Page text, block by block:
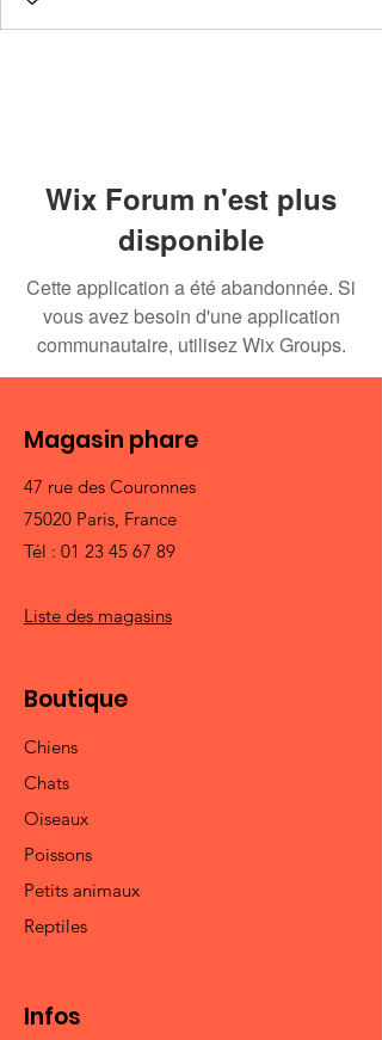
Wix Forum n'est plus
disponible
Cette application a été abandonnée. Si
vous avez besoin d'une application
communautaire, utilisez Wix Groups.
Magasin phare
47 rue des Couronnes
75020 Paris, France
Tél : 01 23 45 67 89
Liste des magasins
Boutique
Chiens
Chats
Oiseaux
Poissons
Petits animaux
Reptiles
Infos